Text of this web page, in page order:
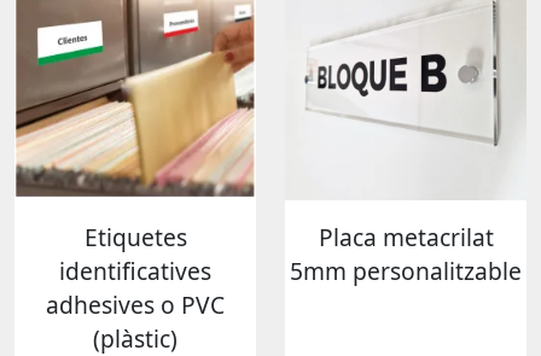
Etiquetes
identificatives
adhesives o PVC
(plàstic)
Placa metacrilat
5mm personalitzable